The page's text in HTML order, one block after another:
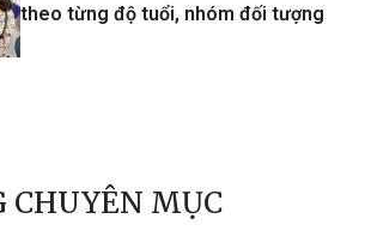
theo từng độ tuổi, nhóm đối tượng
CHUYÊN MỤC